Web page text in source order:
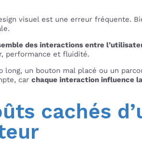
visuel est une erreur fréquente.
des interactions entre
performance et fluidité.
long, un bouton mal placé ou un
car chaque interaction influence
cachés